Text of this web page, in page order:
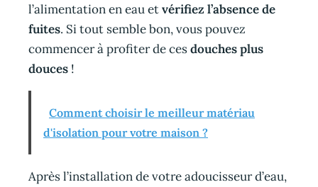
l’alimentation en eau etvérifiez l’absence de
fuites. Si tout semble bon, vous pouvez
commencer à profiter de cesdouches plus
douces !
Comment choisir le meilleur matériau
d'isolation pour votre maison ?
Après l’installation de votre adoucisseur d’eau,